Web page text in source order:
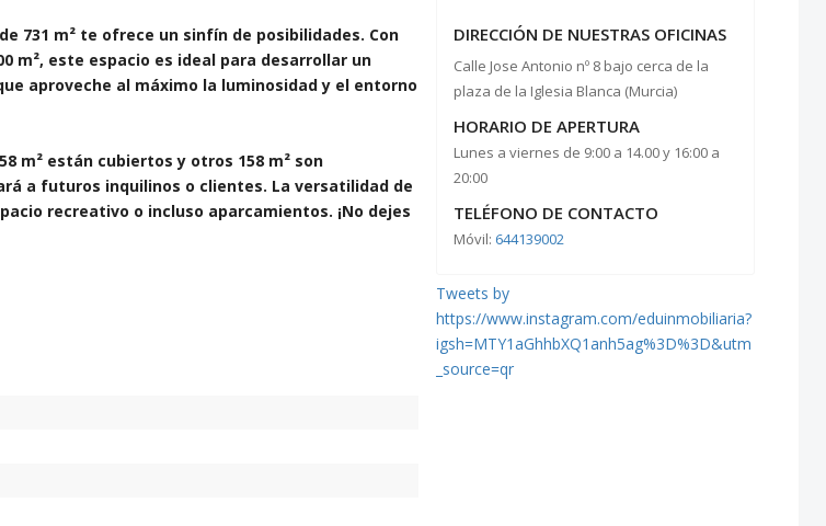
731 m² te ofrece un sinfín de posibilidades. Con
m², este espacio es ideal para desarrollar un
aproveche al máximo la luminosidad y el entorno
m² están cubiertos y otros 158 m² son
a futuros inquilinos o clientes. La versatilidad de
recreativo o incluso aparcamientos. ¡No dejes
DIRECCIÓN DE NUESTRAS OFICINAS
Calle Jose Antonio nº 8 bajo cerca de la
plaza de la Iglesia Blanca (Murcia)
HORARIO DE APERTURA
Lunes a viernes de 9:00 a 14.00 y 16:00 a
20:00
TELÉFONO DE CONTACTO
Móvil: 644139002
Tweets by
https://www.instagram.com/eduinmobiliaria?
igsh=MTY1aGhhbXQ1anh5ag%3D%3D&utm
_source=qr